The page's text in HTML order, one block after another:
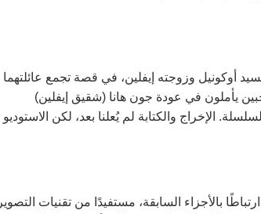
(55 عامًا) فقط، اللذين يعيدان تجسيد أوكونيل وزوجته إيفلين، في قصة تجمع عائلتهما
يأملون في عودة جون هانا (شقيق إيفلين)
الإخراج والكتابة لم يُعلنا بعد، لكن الاستوديو
القصة لتكون أكثر ارتباطًا بالأجزاء السابقة، مستفيدًا من تقنيات التصوير